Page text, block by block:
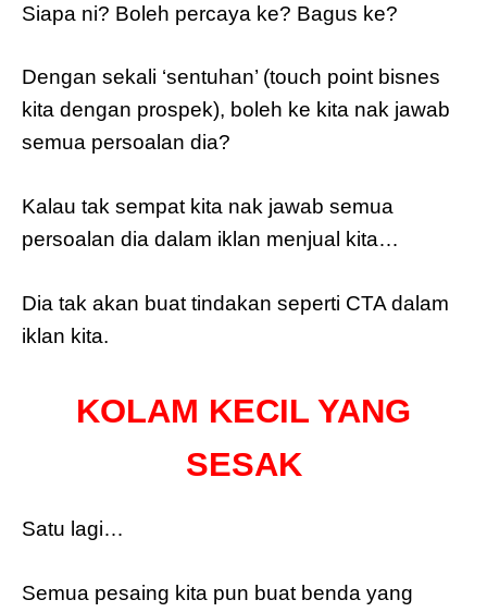
Siapa ni? Boleh percaya ke? Bagus ke?
Dengan sekali ‘sentuhan’ (touch point bisnes
kita dengan prospek), boleh ke kita nak jawab
semua persoalan dia?
Kalau tak sempat kita nak jawab semua
persoalan dia dalam iklan menjual kita…
Dia tak akan buat tindakan seperti CTA dalam
iklan kita.
KOLAM KECIL YANG
SESAK
Satu lagi…
Semua pesaing kita pun buat benda yang